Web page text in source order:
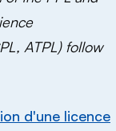
ATPL) follow
d'une licence